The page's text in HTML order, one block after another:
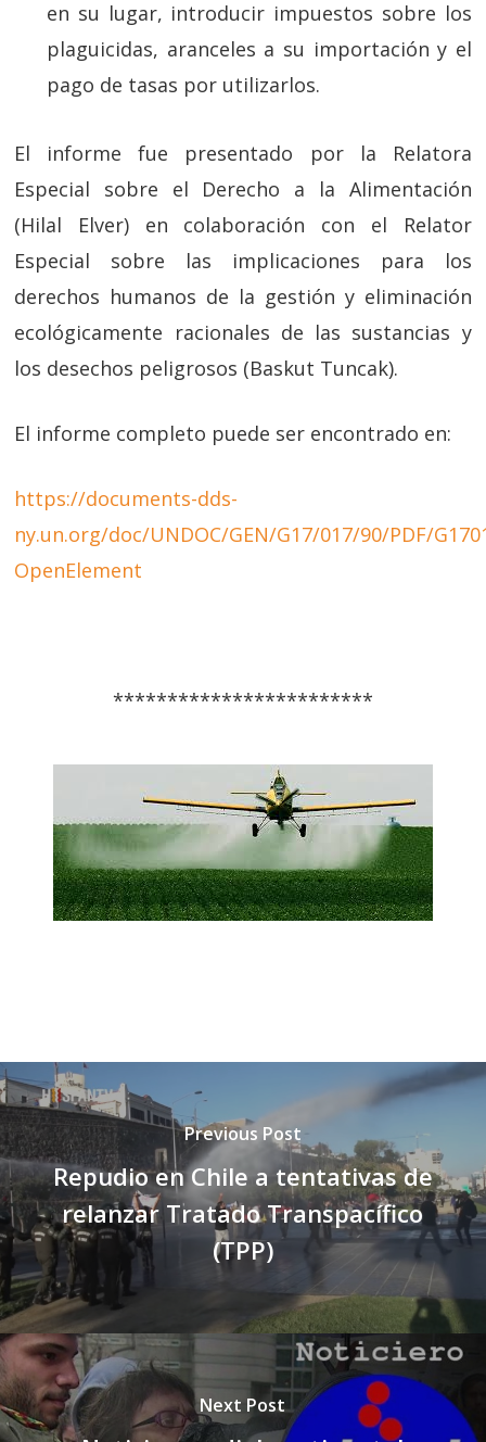
en su lugar, introducir impuestos sobre los
plaguicidas, aranceles a su importación y el
pago de tasas por utilizarlos.
El informe fue presentado por la Relatora
Especial sobre el Derecho a la Alimentación
(Hilal Elver) en colaboración con el Relator
Especial sobre las implicaciones para los
derechos humanos de la gestión y eliminación
ecológicamente racionales de las sustancias y
los desechos peligrosos (Baskut Tuncak).
El informe completo puede ser encontrado en:
https://documents-dds-
ny.un.org/doc/UNDOC/GEN/G17/017/90/PDF/
OpenElement
************************
Previous Post
Repudio en Chile a tentativas de
relanzar Tratado Transpacífico
(TPP)
Next Post